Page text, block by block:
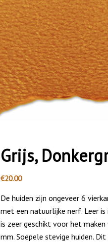
Grijs,
€20.00
De huiden zijn ongeveer 6
met een natuurlijke nerf. Leer
is zeer geschikt voor het
mm. Soepele stevige huiden.